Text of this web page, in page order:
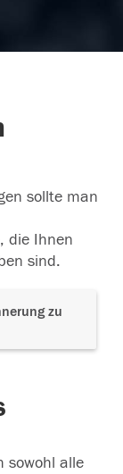
sollte man
die Ihnen
sind.
zu
sowohl alle